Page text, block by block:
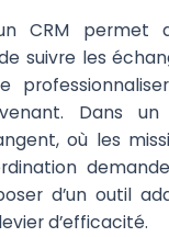
CRM permet
suivre les
Dans
où les
d’un outil
d’efficacité.